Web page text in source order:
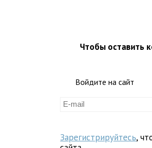
Чтобы оставить
Войдите на сайт
Зарегистрируйтесь,